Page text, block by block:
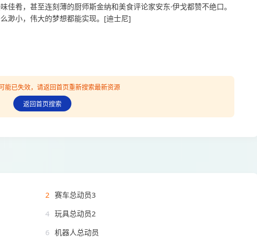
佳肴，甚至连刻薄的厨师斯金纳和美食评论家安东·伊戈都赞不绝口。
渺小，伟大的梦想都能实现。[迪士尼]
能已失效，请返回首页重新搜索最新资源
返回首页搜索
2 赛车总动员3
4 玩具总动员2
6 机器人总动员